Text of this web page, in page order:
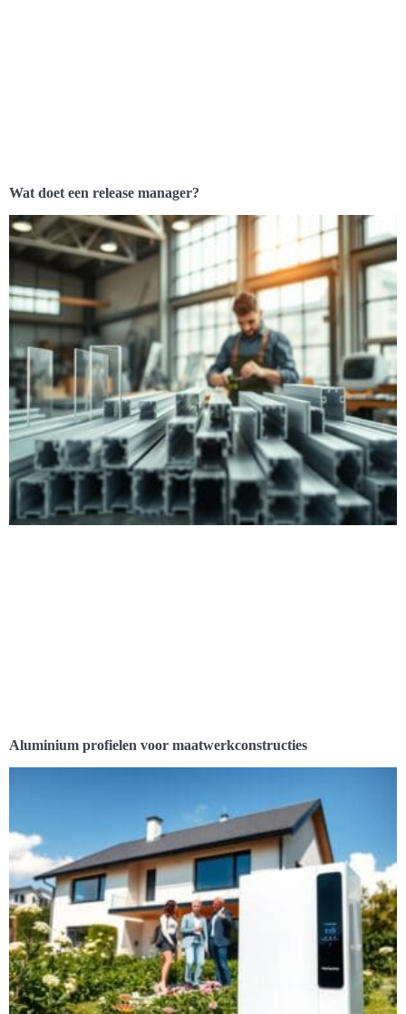
Wat doet een release manager?
Aluminium profielen voor maatwerkconstructies